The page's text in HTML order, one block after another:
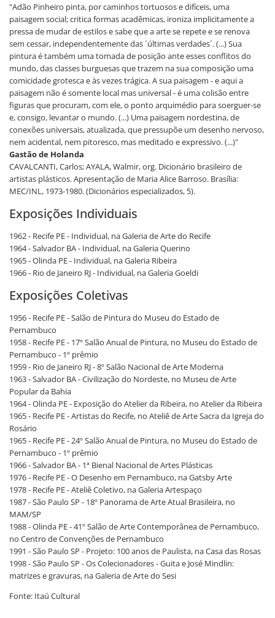
"Adão Pinheiro pinta, por caminhos tortuosos e difíceis, uma
paisagem social; critica formas acadêmicas, ironiza implicitamente a
pressa de mudar de estilos e sabe que a arte se repete e se renova
sem cessar, independentemente das ´últimas verdades´. (...) Sua
pintura é também uma tomada de posição ante esses conflitos do
mundo, das classes burguesas que trazem na sua composição uma
comicidade grotesca e às vezes trágica. A sua paisagem - e aqui a
paisagem não é somente local mas universal - é uma colisão entre
figuras que procuram, com ele, o ponto arquimédio para soerguer-se
e, consigo, levantar o mundo. (...) Uma paisagem nordestina, de
conexões universais, atualizada, que pressupõe um desenho nervoso,
nem acidental, nem pitoresco, mas meditado e expressivo. (...)"
Gastão de Holanda
CAVALCANTI, Carlos; AYALA, Walmir, org. Dicionário brasileiro de
artistas plásticos. Apresentação de Maria Alice Barroso. Brasília:
MEC/INL, 1973-1980. (Dicionários especializados, 5).
Exposições Individuais
1962 - Recife PE - Individual, na Galeria de Arte do Recife
1964 - Salvador BA - Individual, na Galeria Querino
1965 - Olinda PE - Individual, na Galeria Ribeira
1966 - Rio de Janeiro RJ - Individual, na Galeria Goeldi
Exposições Coletivas
1956 - Recife PE - Salão de Pintura do Museu do Estado de
Pernambuco
1958 - Recife PE - 17º Salão Anual de Pintura, no Museu do Estado de
Pernambuco - 1º prêmio
1959 - Rio de Janeiro RJ - 8º Salão Nacional de Arte Moderna
1963 - Salvador BA - Civilização do Nordeste, no Museu de Arte
Popular da Bahia
1964 - Olinda PE - Exposição do Atelier da Ribeira, no Atelier da Ribeira
1965 - Recife PE - Artistas do Recife, no Ateliê de Arte Sacra da Igreja do
Rosário
1965 - Recife PE - 24º Salão Anual de Pintura, no Museu do Estado de
Pernambuco - 1º prêmio
1966 - Salvador BA - 1ª Bienal Nacional de Artes Plásticas
1976 - Recife PE - O Desenho em Pernambuco, na Gatsby Arte
1978 - Recife PE - Ateliê Coletivo, na Galeria Artespaço
1987 - São Paulo SP - 18º Panorama de Arte Atual Brasileira, no
MAM/SP
1988 - Olinda PE - 41º Salão de Arte Contemporânea de Pernambuco,
no Centro de Convenções de Pernambuco
1991 - São Paulo SP - Projeto: 100 anos de Paulista, na Casa das Rosas
1998 - São Paulo SP - Os Colecionadores - Guita e José Mindlin:
matrizes e gravuras, na Galeria de Arte do Sesi
Fonte: Itaú Cultural